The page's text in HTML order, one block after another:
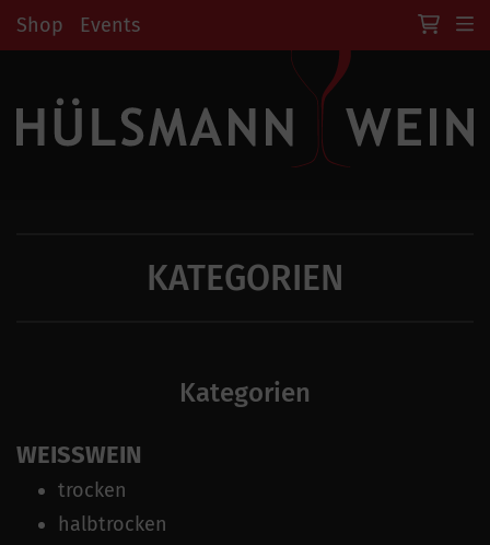
Shop Events
KATEGORIEN
Kategorien
WEISSWEIN
trocken
halbtrocken